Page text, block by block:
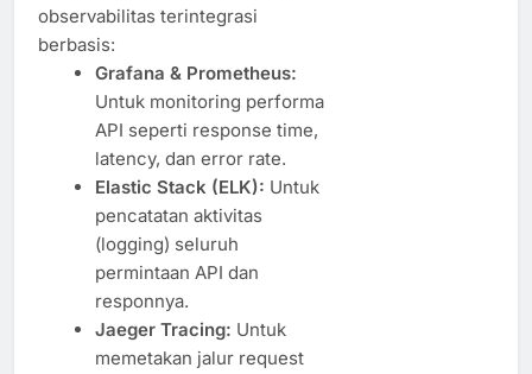
observabilitas terintegrasi
berbasis:
Grafana & Prometheus:
Untuk monitoring performa
API seperti response time,
latency, dan error rate.
Elastic Stack (ELK): Untuk
pencatatan aktivitas
(logging) seluruh
permintaan API dan
responnya.
Jaeger Tracing: Untuk
memetakan jalur request